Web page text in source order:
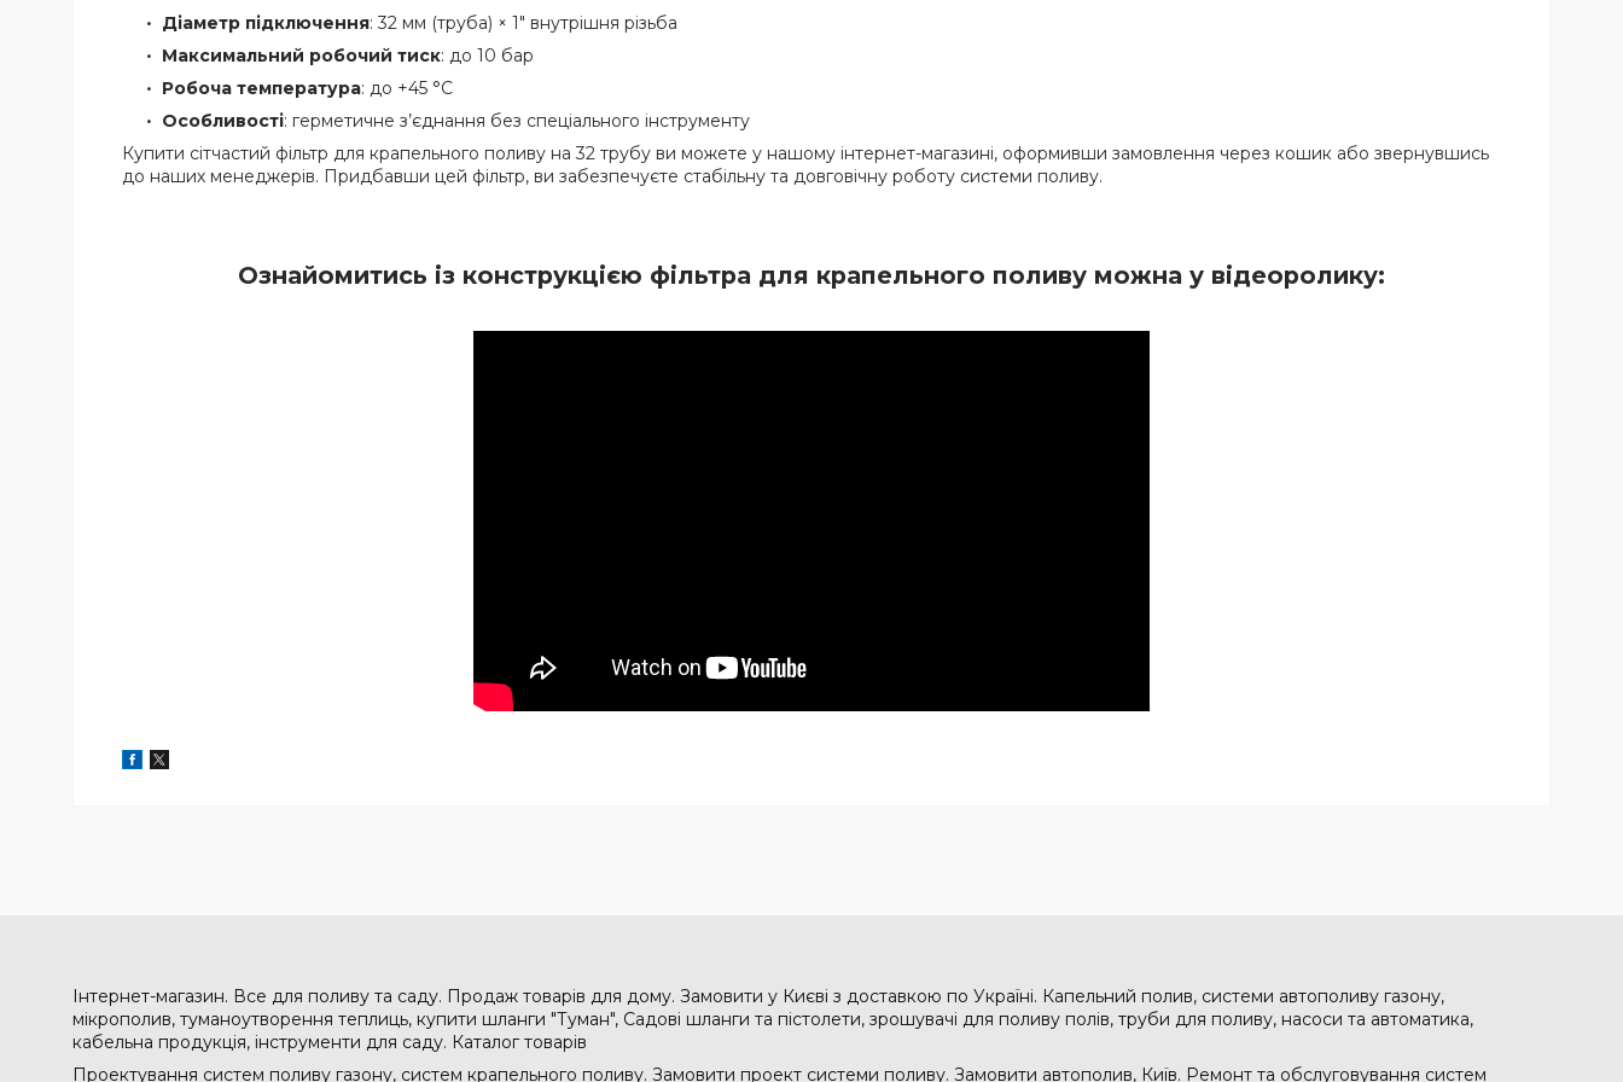
Діаметр підключення: 32 мм (труба) × 1" внутрішня різьба
Максимальний робочий тиск: до 10 бар
Робоча температура: до +45 °C
Особливості: герметичне з’єднання без спеціального інструменту
Купити сітчастий фільтр для крапельного поливу на 32 трубу ви можете у нашому інтернет-магазині, оформивши замовлення через кошик або звернувшись
до наших менеджерів. Придбавши цей фільтр, ви забезпечуєте стабільну та довговічну роботу системи поливу.
Ознайомитись із конструкцією фільтра для крапельного поливу можна у відеоролику:
Інтернет-магазин. Все для поливу та саду. Продаж товарів для дому. Замовити у Києві з доставкою по Україні. Капельний полив, системи автополиву газону,
мікрополив, туманоутворення теплиць, купити шланги "Туман", Садові шланги та пістолети, зрошувачі для поливу полів, труби для поливу, насоси та автоматика,
кабельна продукція, інструменти для саду. Каталог товарів
Проектування систем поливу газону, систем крапельного поливу. Замовити проект системи поливу. Замовити автополив, Київ. Ремонт та обслуговування систем